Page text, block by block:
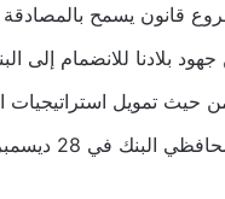
يسمح بالمصادقة
تمويل استراتيجيات
في 28 ديسمبر2022.